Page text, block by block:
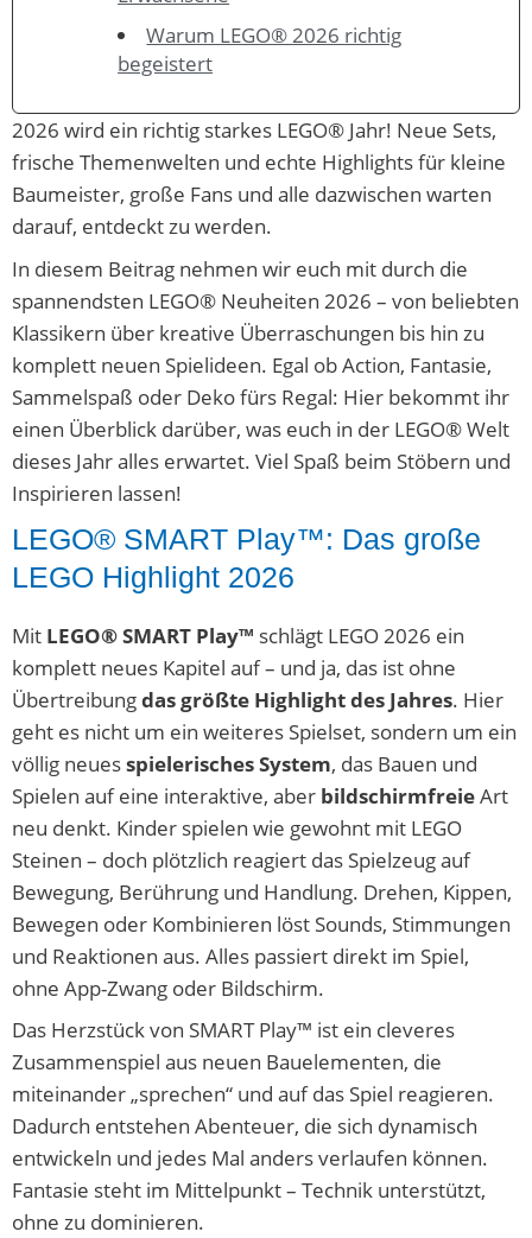
Warum LEGO® 2026 richtig
begeistert
2026 wird ein richtig starkes LEGO® Jahr! Neue Sets,
frische Themenwelten und echte Highlights für kleine
Baumeister, große Fans und alle dazwischen warten
darauf, entdeckt zu werden.
In diesem Beitrag nehmen wir euch mit durch die
spannendsten LEGO® Neuheiten 2026 – von beliebten
Klassikern über kreative Überraschungen bis hin zu
komplett neuen Spielideen. Egal ob Action, Fantasie,
Sammelspaß oder Deko fürs Regal: Hier bekommt ihr
einen Überblick darüber, was euch in der LEGO® Welt
dieses Jahr alles erwartet. Viel Spaß beim Stöbern und
Inspirieren lassen!
LEGO® SMART Play™: Das große
LEGO Highlight 2026
Mit LEGO® SMART Play™ schlägt LEGO 2026 ein
komplett neues Kapitel auf – und ja, das ist ohne
Übertreibungdas größte Highlight des Jahres. Hier
geht es nicht um ein weiteres Spielset, sondern um ein
völlig neuesspielerisches System, das Bauen und
Spielen auf eine interaktive, aber bildschirmfreieArt
neu denkt. Kinder spielen wie gewohnt mit LEGO
Steinen – doch plötzlich reagiert das Spielzeug auf
Bewegung, Berührung und Handlung. Drehen, Kippen,
Bewegen oder Kombinieren löst Sounds, Stimmungen
und Reaktionen aus. Alles passiert direkt im Spiel,
ohne App-Zwang oder Bildschirm.
Das Herzstück von SMART Play™ ist ein cleveres
Zusammenspiel aus neuen Bauelementen, die
miteinander „sprechen“ und auf das Spiel reagieren.
Dadurch entstehen Abenteuer, die sich dynamisch
entwickeln und jedes Mal anders verlaufen können.
Fantasie steht im Mittelpunkt – Technik unterstützt,
ohne zu dominieren.